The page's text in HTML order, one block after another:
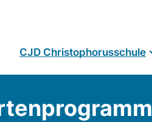
CJD Christophorusschule